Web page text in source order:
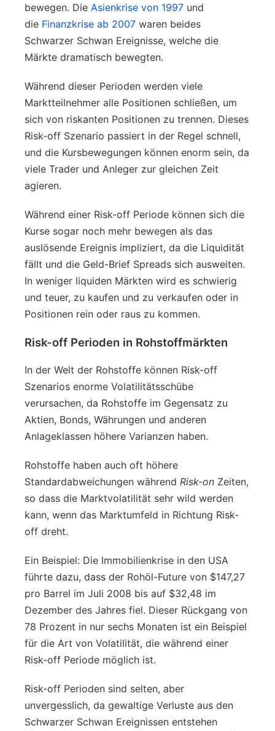
bewegen. Die Asienkrise von 1997 und
die Finanzkrise ab 2007 waren beides
Schwarzer Schwan Ereignisse, welche die
Märkte dramatisch bewegten.
Während dieser Perioden werden viele
Marktteilnehmer alle Positionen schließen, um
sich von riskanten Positionen zu trennen. Dieses
Risk-off Szenario passiert in der Regel schnell,
und die Kursbewegungen können enorm sein, da
viele Trader und Anleger zur gleichen Zeit
agieren.
Während einer Risk-off Periode können sich die
Kurse sogar noch mehr bewegen als das
auslösende Ereignis impliziert, da die Liquidität
fällt und die Geld-Brief Spreads sich ausweiten.
In weniger liquiden Märkten wird es schwierig
und teuer, zu kaufen und zu verkaufen oder in
Positionen rein oder raus zu kommen.
Risk-off Perioden in Rohstoffmärkten
In der Welt der Rohstoffe können Risk-off
Szenarios enorme Volatilitätsschübe
verursachen, da Rohstoffe im Gegensatz zu
Aktien, Bonds, Währungen und anderen
Anlageklassen höhere Varianzen haben.
Rohstoffe haben auch oft höhere
Standardabweichungen während Risk-on Zeiten,
so dass die Marktvolatilität sehr wild werden
kann, wenn das Marktumfeld in Richtung Risk-
off dreht.
Ein Beispiel: Die Immobilienkrise in den USA
führte dazu, dass der Rohöl-Future von $147,27
pro Barrel im Juli 2008 bis auf $32,48 im
Dezember des Jahres fiel. Dieser Rückgang von
78 Prozent in nur sechs Monaten ist ein Beispiel
für die Art von Volatilität, die während einer
Risk-off Periode möglich ist.
Risk-off Perioden sind selten, aber
unvergesslich, da gewaltige Verluste aus den
Schwarzer Schwan Ereignissen entstehen